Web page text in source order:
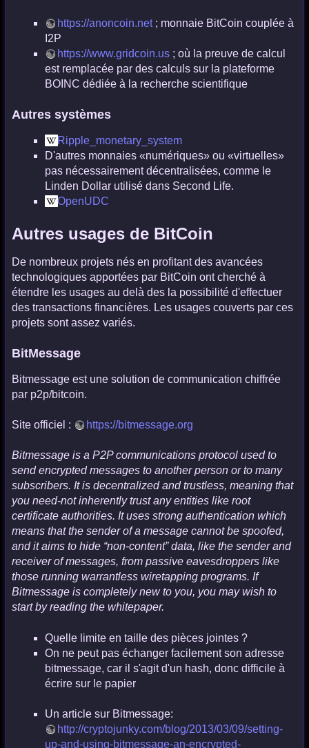
https://anoncoin.net; monnaie BitCoin couplée à
I2P
https://www.gridcoin.us ; où la preuve de calcul
est remplacée par des calculs sur la plateforme
BOINC dédiée à la recherche scientifique
Autres systèmes
Ripple_monetary_system
D'autres monnaies «numériques» ou «virtuelles»
pas nécessairement décentralisées, comme le
Linden Dollar utilisé dans Second Life.
OpenUDC
Autres usages de BitCoin
De nombreux projets nés en profitant des avancées
technologiques apportées par BitCoin ont cherché à
étendre les usages au delà des la possibilité d'effectuer
des transactions financières. Les usages couverts par ces
projets sont assez variés.
BitMessage
Bitmessage est une solution de communication chiffrée
par p2p/bitcoin.
Site officiel : https://bitmessage.org
Bitmessage is a P2P communications protocol used to
send encrypted messages to another person or to many
subscribers. It is decentralized and trustless, meaning that
you need-not inherently trust any entities like root
certificate authorities. It uses strong authentication which
means that the sender of a message cannot be spoofed,
and it aims to hide “non-content” data, like the sender and
receiver of messages, from passive eavesdroppers like
those running warrantless wiretapping programs. If
Bitmessage is completely new to you, you may wish to
start by reading the whitepaper.
Quelle limite en taille des pièces jointes ?
On ne peut pas échanger facilement son adresse
bitmessage, car il s'agit d'un hash, donc difficile à
écrire sur le papier
Un article sur Bitmessage:
http://cryptojunky.com/blog/2013/03/09/setting-
up-and-using-bitmessage-an-encrypted-